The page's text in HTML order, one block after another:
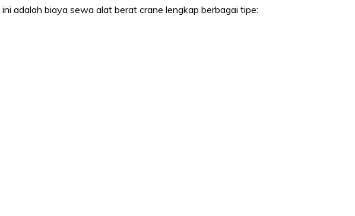
adalah biaya sewa alat berat crane lengkap berbagai tipe: